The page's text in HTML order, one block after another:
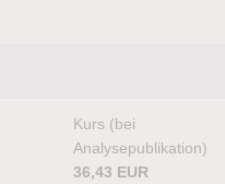
Kurs (bei
Analysepublikation)
36,43 EUR